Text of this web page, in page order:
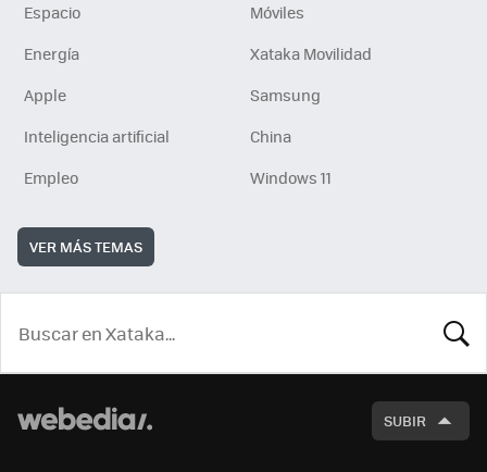
Espacio
Móviles
Energía
Xataka Movilidad
Apple
Samsung
Inteligencia artificial
China
Empleo
Windows 11
VER MÁS TEMAS
SUBIR